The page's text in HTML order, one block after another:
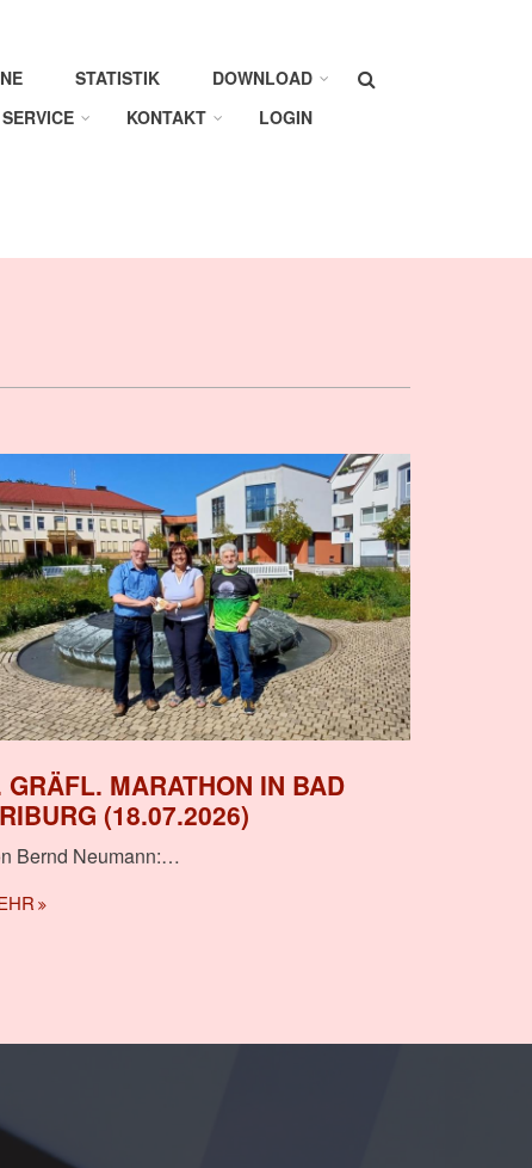
Suche
STATISTIK
DOWNLOAD
SERVICE KONTAKT LOGIN
GRÄFL. MARATHON IN BAD
(18.07.2026)
Bernd Neumann:…